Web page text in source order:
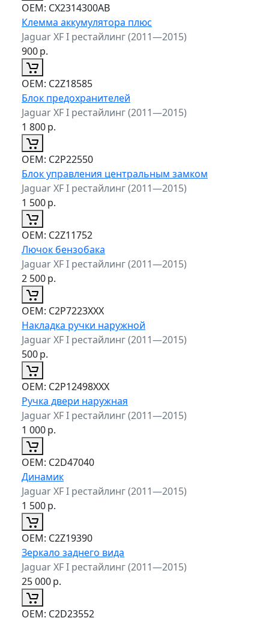
ОЕМ: CX2314300AB
Клемма аккумулятора плюс
Jaguar XF I рестайлинг (2011—2015)
900р.
ОЕМ: C2Z18585
Блок предохранителей
Jaguar XF I рестайлинг (2011—2015)
1 800р.
ОЕМ: C2P22550
Блок управления центральным замком
Jaguar XF I рестайлинг (2011—2015)
1 500р.
ОЕМ: C2Z11752
Лючок бензобака
Jaguar XF I рестайлинг (2011—2015)
2 500р.
ОЕМ: C2P7223XXX
Накладка ручки наружной
Jaguar XF I рестайлинг (2011—2015)
500р.
ОЕМ: C2P12498XXX
Ручка двери наружная
Jaguar XF I рестайлинг (2011—2015)
1 000р.
ОЕМ: C2D47040
Динамик
Jaguar XF I рестайлинг (2011—2015)
1 500р.
ОЕМ: C2Z19390
Зеркало заднего вида
Jaguar XF I рестайлинг (2011—2015)
25 000р.
ОЕМ: C2D23552